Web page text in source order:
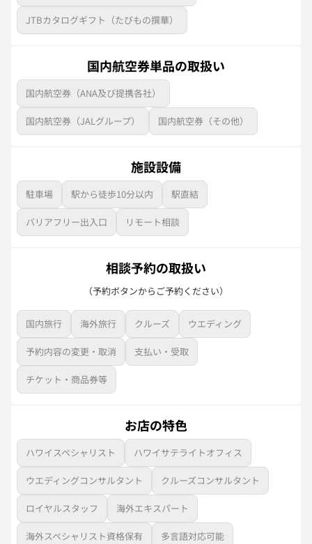
JTBカタログギフト（たびもの撰華）
国内航空券単品の取扱い
国内航空券（ANA及び提携各社）
国内航空券（JALグループ） 国内航空券（その他）
施設設備
駐車場 駅から徒歩10分以内 駅直結
バリアフリー出入口 リモート相談
相談予約の取扱い
（予約ボタンからご予約ください）
国内旅行 海外旅行 クルーズ ウエディング
予約内容の変更・取消 支払い・受取
チケット・商品券等
お店の特色
ハワイスペシャリスト ハワイサテライトオフィス
ウエディングコンサルタント クルーズコンサルタント
ロイヤルスタッフ 海外エキスパート
海外スペシャリスト資格保有 多言語対応可能